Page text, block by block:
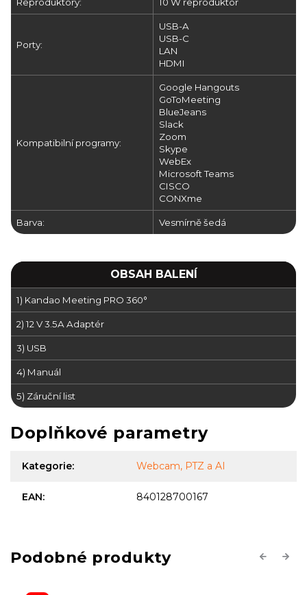
Porty:
USB-A
USB-C
LAN
HDMI
Kompatibilní programy:
Google Hangouts
GoToMeeting
BlueJeans
Slack
Zoom
Skype
WebEx
Microsoft Teams
CISCO
CONXme
Barva: Vesmírně šedá
OBSAH BALENÍ
1) Kandao Meeting PRO 360°
2) 12 V 3.5A Adaptér
3) USB
4) Manuál
5) Záruční list
Doplňkové parametry
Kategorie: Webcam, PTZ a AI
EAN: 840128700167
Previous
Next